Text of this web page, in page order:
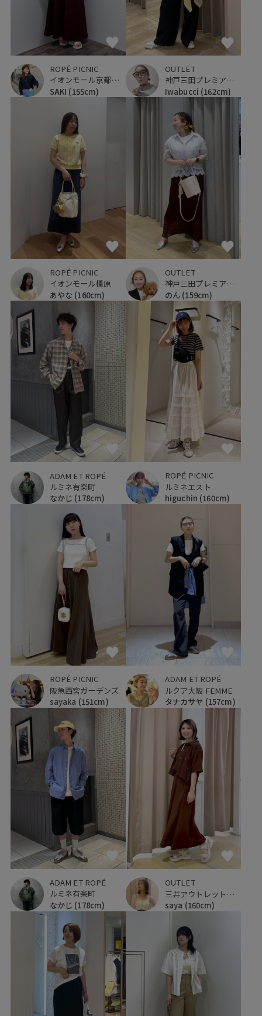
ROPÉ PICNIC
イオンモール京都桂川
SAKI (155cm)
OUTLET
神戸三田プレミアム・アウトレット
Iwabucci (162cm)
ROPÉ PICNIC
イオンモール橿原
あやな (160cm)
OUTLET
神戸三田プレミアム・アウトレット
のん (159cm)
ADAM ET ROPÉ
ルミネ有楽町
なかじ (178cm)
ROPÉ PICNIC
ルミネエスト
higuchin (160cm)
ROPÉ PICNIC
阪急西宮ガーデンズ
sayaka (151cm)
ADAM ET ROPÉ
ルクア大阪 FEMME
タナカサヤ (157cm)
ADAM ET ROPÉ
ルミネ有楽町
なかじ (178cm)
OUTLET
三井アウトレットパーク 仙台港
saya (160cm)